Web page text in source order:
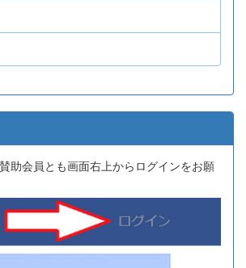
助会員とも画面右上からログインをお願